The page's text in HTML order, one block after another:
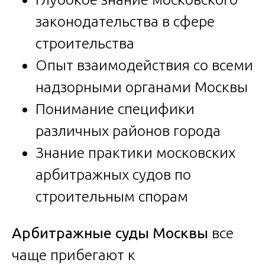
законодательства в сфере
строительства
Опыт взаимодействия со всеми
надзорными органами Москвы
Понимание специфики
различных районов города
Знание практики московских
арбитражных судов по
строительным спорам
Арбитражные суды Москвы все
чаще прибегают к